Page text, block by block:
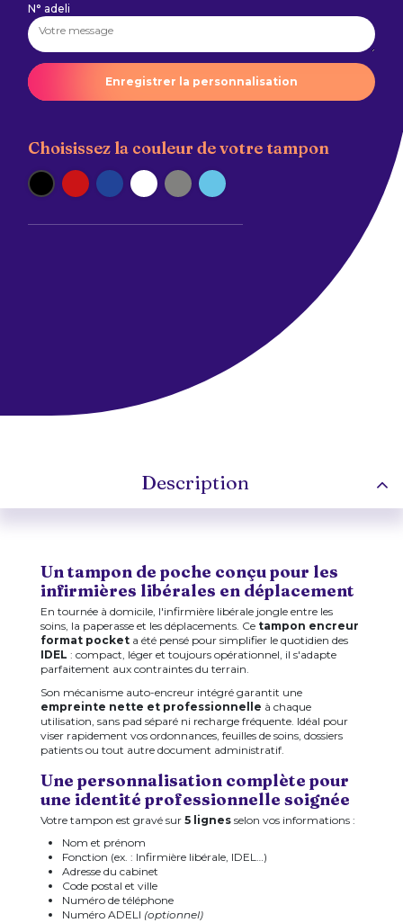
N° adeli
Enregistrer la personnalisation
Choisissez la couleur de votre tampon
Noir Rouge Bleu Blanc Argent Turquoise
Description
Un tampon de poche conçu pour les
infirmières libérales en déplacement
En tournée à domicile, l'infirmière libérale jongle entre les
soins, la paperasse et les déplacements. Ce tampon encreur
format pocketa été pensé pour simplifier le quotidien des
IDEL : compact, léger et toujours opérationnel, il s'adapte
parfaitement aux contraintes du terrain.
Son mécanisme auto-encreur intégré garantit une
empreinte nette et professionnelle à chaque
utilisation, sans pad séparé ni recharge fréquente. Idéal pour
viser rapidement vos ordonnances, feuilles de soins, dossiers
patients ou tout autre document administratif.
Une personnalisation complète pour
une identité professionnelle soignée
Votre tampon est gravé sur 5 lignesselon vos informations :
Nom et prénom
Fonction (ex. : Infirmière libérale, IDEL…)
Adresse du cabinet
Code postal et ville
Numéro de téléphone
Numéro ADELI (optionnel)